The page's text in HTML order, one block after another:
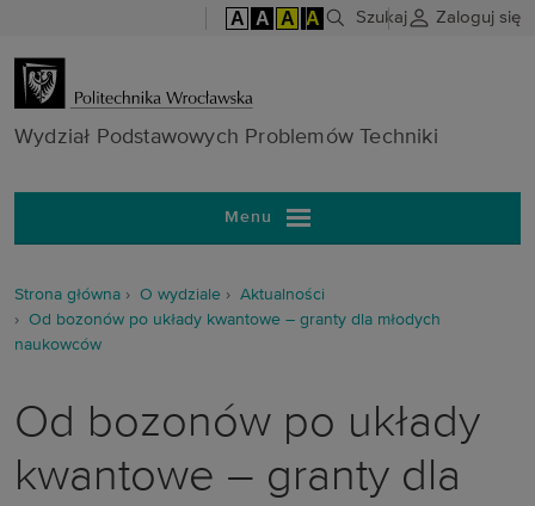
A A A A Szukaj Zaloguj się
Wydział
Wydział Podstawowych Problemów Techniki
Menu
Strona główna O wydziale
Aktualności
Od bozonów po układy kwantowe – granty dla młodych
naukowców
Od bozonów po układy
kwantowe – granty dla